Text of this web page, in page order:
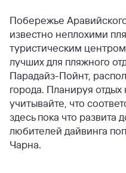
Побережье
известно неплохими
туристическим
лучших для пляжного
Парадайз-Пойнт,
города. Планируя отдых
учитывайте, что
здесь пока что развита
любителей дайвинга
Чарна.